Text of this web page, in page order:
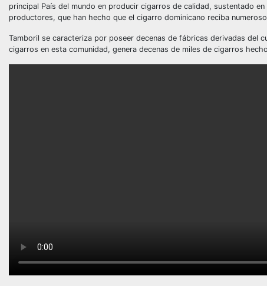
principal País del mundo en producir cigarros de calidad, sustentado
productores, que han hecho que el cigarro dominicano reciba
Tamboril se caracteriza por poseer decenas de fábricas derivadas del
cigarros en esta comunidad, genera decenas de miles de cigarros